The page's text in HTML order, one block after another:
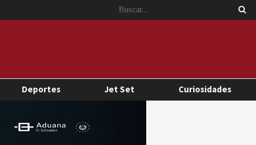
Deportes Jet Set Curiosidades